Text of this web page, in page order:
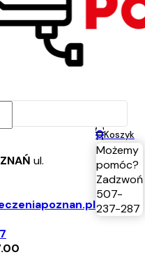
ul.
0Koszyk
Możemy
pomóc?
Zadzwoń
507-
237-287